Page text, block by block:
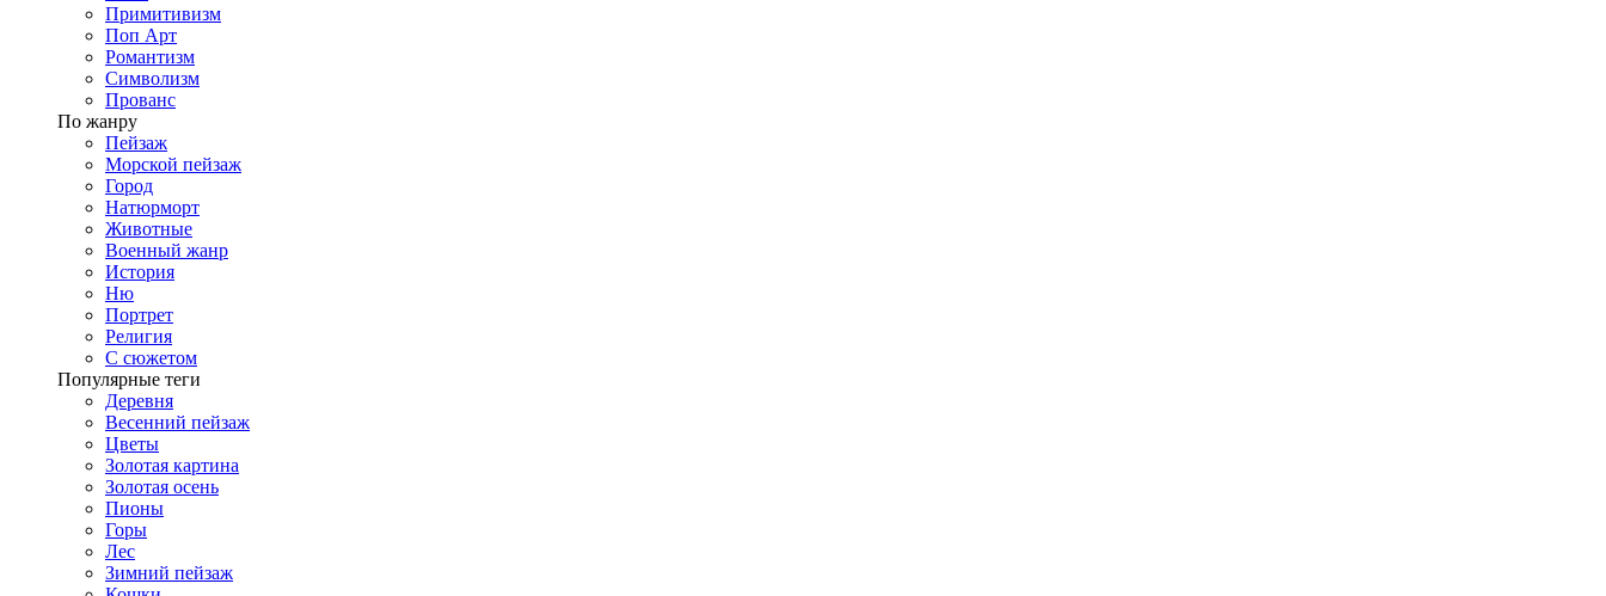
Примитивизм
Поп Арт
Романтизм
Символизм
Прованс
По жанру
Пейзаж
Морской пейзаж
Город
Натюрморт
Животные
Военный жанр
История
Ню
Портрет
Религия
С сюжетом
Популярные теги
Деревня
Весенний пейзаж
Цветы
Золотая картина
Золотая осень
Пионы
Горы
Лес
Зимний пейзаж